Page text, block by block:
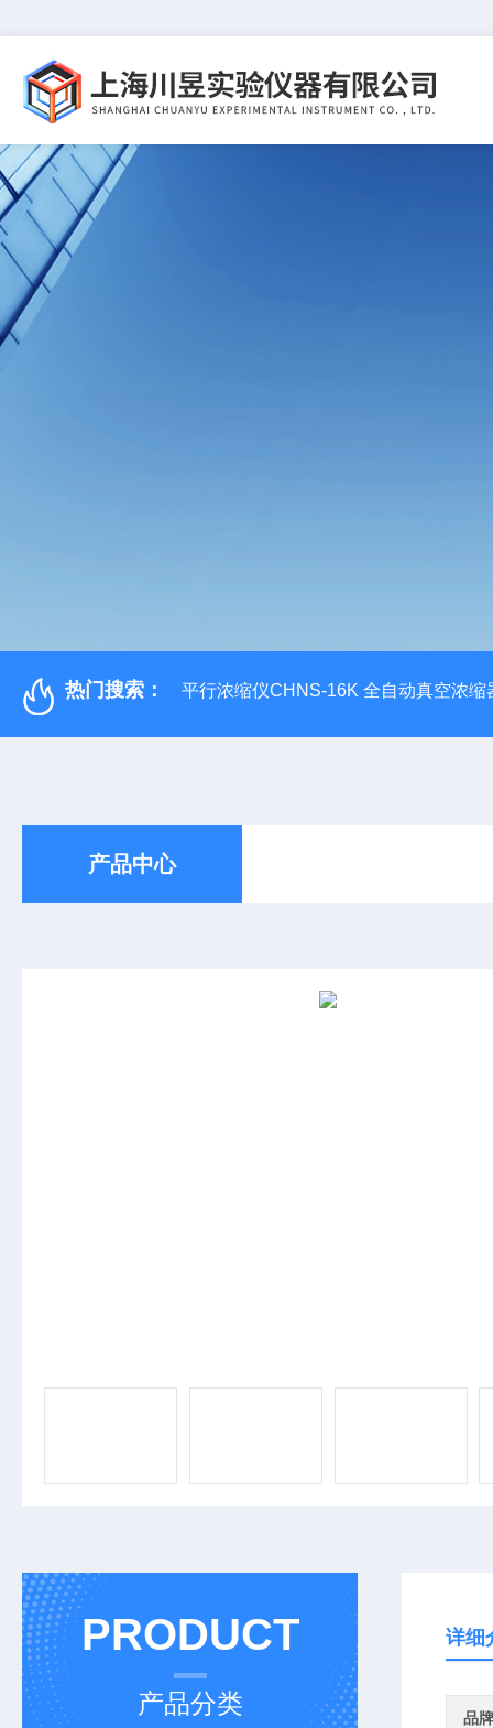
热门搜索： 平行浓缩仪CHNS-16K 全自动真空浓缩
产品中心
PRODUCT
产品分类
详细
品牌